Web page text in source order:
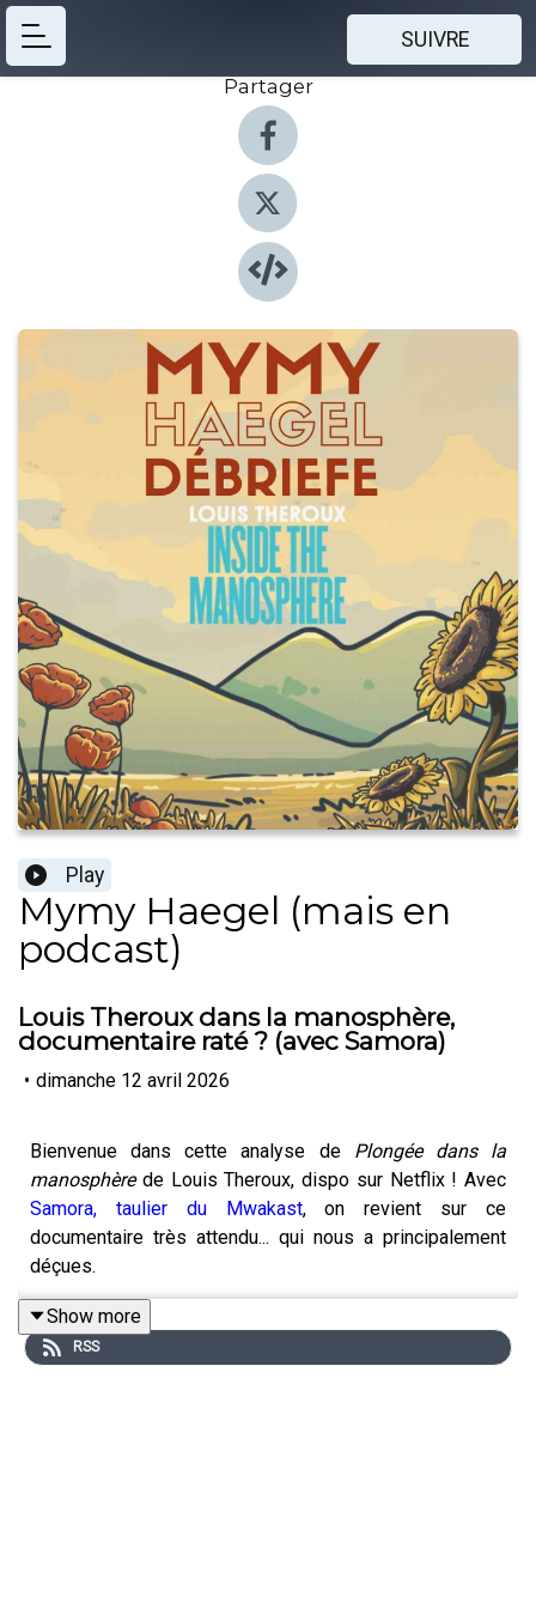
SUIVRE
Partager
Play
Mymy Haegel (mais en
podcast)
Louis Theroux dans la manosphère,
documentaire raté ? (avec Samora)
• dimanche 12 avril 2026
Bienvenue dans cette analyse de Plongée dans la
manosphèrede Louis Theroux, dispo sur Netflix ! Avec
Samora, taulier du Mwakast, on revient sur ce
documentaire très attendu... qui nous a principalement
déçues.
Ceci est un replay 100% audio pour des questions de
Show more
RSS